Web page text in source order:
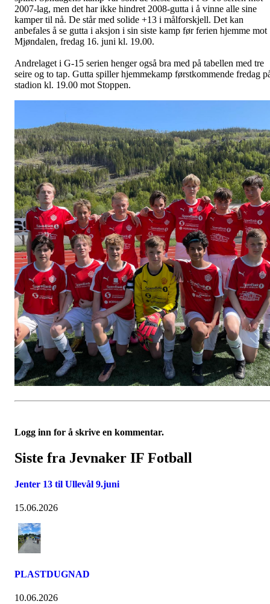
2007-lag, men det har ikke hindret 2008-gutta i å vinne alle sine
kamper til nå. De står med solide +13 i målforskjell. Det kan
anbefales å se gutta i aksjon i sin siste kamp før ferien hjemme mot
Mjøndalen, fredag 16. juni kl. 19.00.
Andrelaget i G-15 serien henger også bra med på tabellen med tre
seire og to tap. Gutta spiller hjemmekamp førstkommende fredag
stadion kl. 19.00 mot Stoppen.
Logg inn for å skrive en kommentar.
Siste fra Jevnaker IF Fotball
Jenter 13 til Ullevål 9.juni
15.06.2026
PLASTDUGNAD
10.06.2026